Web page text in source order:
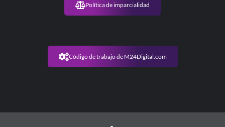
Política de imparcialidad
Código de trabajo de M24Digital.com